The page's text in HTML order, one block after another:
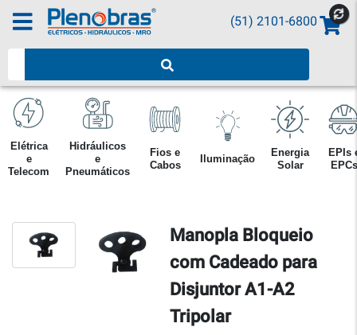
(51) 2101-6800
Elétrica
e
Telecom
Hidráulicos
e
Pneumáticos
Fios e
Cabos
Iluminação
Energia
Solar
EPIs
EPCs
Manopla Bloqueio
com Cadeado para
Disjuntor A1-A2
Tripolar